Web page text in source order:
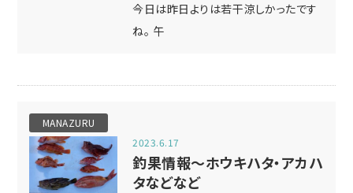
今日は昨日よりは若干涼しかったです
ね。 午
MANAZURU
2023.6.17
釣果情報～ホウキハタ・アカハ
タなどなど